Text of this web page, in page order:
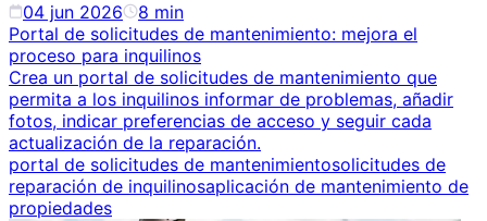
04 jun 2026 8 min
Portal de solicitudes de mantenimiento: mejora el
proceso para inquilinos
Crea un portal de solicitudes de mantenimiento que
permita a los inquilinos informar de problemas, añadir
fotos, indicar preferencias de acceso y seguir cada
actualización de la reparación.
portal de solicitudes de mantenimientosolicitudes de
reparación de inquilinosaplicación de mantenimiento de
propiedades